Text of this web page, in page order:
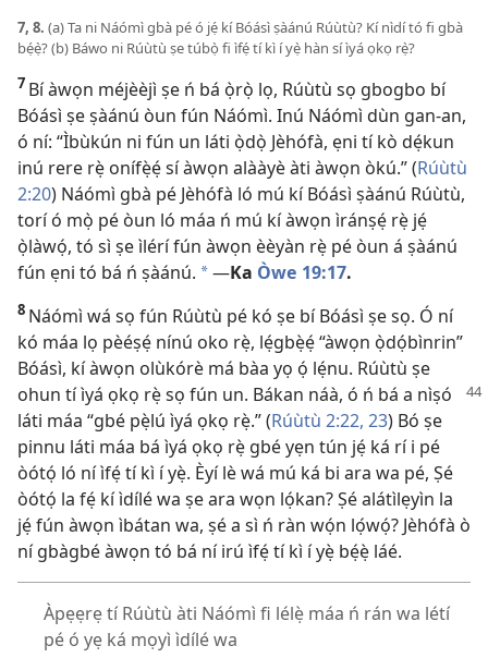
7, 8. (a) Ta ni Náómì gbà pé ó jẹ́ kí Bóásì ṣàánú Rúùtù? Kí nìdí tó fi gbà
bẹ́ẹ̀? (b) Báwo ni Rúùtù ṣe túbọ̀ fi ìfẹ́ tí kì í yẹ̀ hàn sí ìyá ọkọ rẹ̀?
7 Bí àwọn méjèèjì ṣe ń bá ọ̀rọ̀ lọ, Rúùtù sọ gbogbo bí
Bóásì ṣe ṣàánú òun fún Náómì. Inú Náómì dùn gan-an,
ó ní: “Ìbùkún ni fún un láti ọ̀dọ̀ Jèhófà, ẹni tí kò dẹ́kun
inú rere rẹ̀ onífẹ̀ẹ́ sí àwọn alààyè àti àwọn òkú.” (Rúùtù
2:20) Náómì gbà pé Jèhófà ló mú kí Bóásì ṣàánú Rúùtù,
torí ó mọ̀ pé òun ló máa ń mú kí àwọn ìránṣẹ́ rẹ̀ jẹ́
ọ̀làwọ́, tó sì ṣe ìlérí fún àwọn èèyàn rẹ̀ pé òun á ṣàánú
fún ẹni tó bá ń ṣàánú. *—Ka Òwe 19:17.
8 Náómì wá sọ fún Rúùtù pé kó ṣe bí Bóásì ṣe sọ. Ó ní
kó máa lọ pèéṣẹ́ nínú oko rẹ̀, lẹ́gbẹ̀ẹ́ “àwọn ọ̀dọ́bìnrin”
Bóásì, kí àwọn olùkórè má bàa yọ ọ́ lẹ́nu. Rúùtù ṣe
ohun tí ìyá ọkọ rẹ̀ sọ fún un. Bákan náà, ó ń bá a nìṣó
láti máa “gbé pẹ̀lú ìyá ọkọ rẹ̀.” (Rúùtù 2:22, 23) Bó ṣe
pinnu láti máa bá ìyá ọkọ rẹ̀ gbé yẹn tún jẹ́ ká rí i pé
òótọ́ ló ní ìfẹ́ tí kì í yẹ̀. Èyí lè wá mú ká bi ara wa pé, Ṣé
òótọ́ la fẹ́ kí ìdílé wa ṣe ara wọn lọ́kan? Ṣé alátìlẹyìn la
jẹ́ fún àwọn ìbátan wa, ṣé a sì ń ràn wọ́n lọ́wọ́? Jèhófà ò
ní gbàgbé àwọn tó bá ní irú ìfẹ́ tí kì í yẹ̀ bẹ́ẹ̀ láé.
Àpẹẹrẹ tí Rúùtù àti Náómì fi lélẹ̀ máa ń rán wa létí
pé ó yẹ ká mọyì ìdílé wa